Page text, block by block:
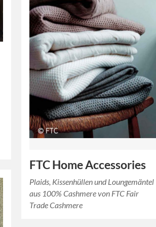
FTC Home Accessories
Plaids, Kissenhüllen und Loungemäntel
aus 100% Cashmere von FTC Fair
Trade Cashmere